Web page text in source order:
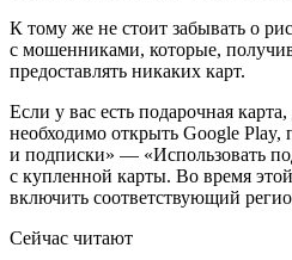
К тому же не стоит забывать о
с мошенниками, которые,
предоставлять никаких карт.
Если у вас есть подарочная
необходимо открыть Google Play,
и подписки» — «Использовать
с купленной карты. Во время
включить соответствующий
Сейчас читают